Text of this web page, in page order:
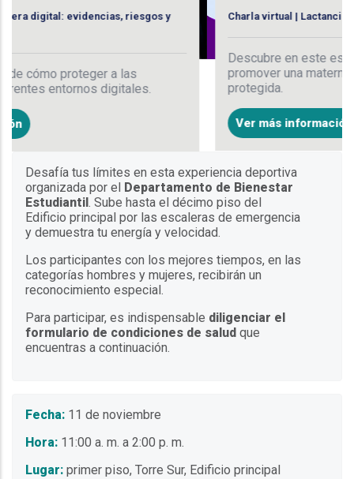
riesgos y
a las
Charla virtual | Lactancia con amor y
Descubre en este espacio educativo
promover una maternidad segura,
protegida.
Ver más información
Desafía tus límites en esta experiencia deportiva
organizada por el Departamento de Bienestar
Estudiantil. Sube hasta el décimo piso del
Edificio principal por las escaleras de emergencia
y demuestra tu energía y velocidad.
Los participantes con los mejores tiempos, en las
categorías hombres y mujeres, recibirán un
reconocimiento especial.
Para participar, es indispensable diligenciar el
formulario de condiciones de salud que
encuentras a continuación.
Fecha: 11 de noviembre
Hora: 11:00 a. m. a 2:00 p. m.
Lugar: primer piso, Torre Sur, Edificio principal